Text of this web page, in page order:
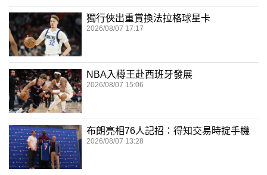
獨行俠出重賞換法拉格球星卡
2026/08/07 17:17
NBA入樽王赴西班牙發展
2026/08/07 15:06
布朗亮相76人記招：得知交易時掟手機
2026/08/07 13:28